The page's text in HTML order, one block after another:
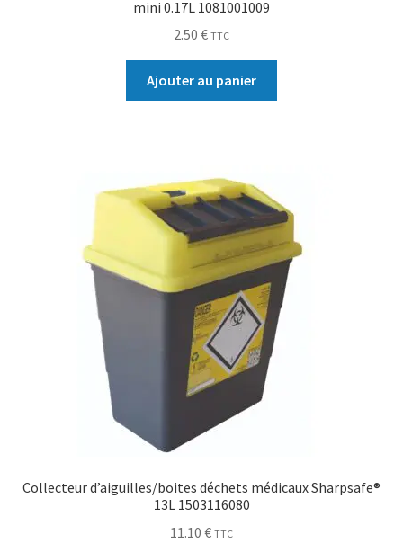
mini 0.17L 1081001009
2.50 € TTC
Ajouter au panier
Collecteur d’aiguilles/boites déchets médicaux Sharpsafe®
13L 1503116080
11.10 € TTC